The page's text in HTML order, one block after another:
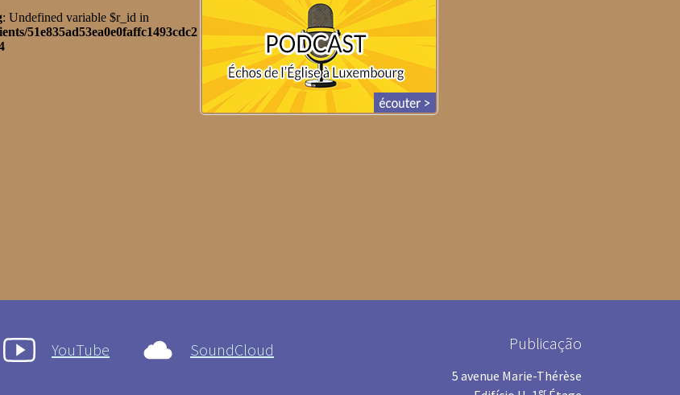
YouTube SoundCloud Publicação
5 avenue Marie-Thérèse
er